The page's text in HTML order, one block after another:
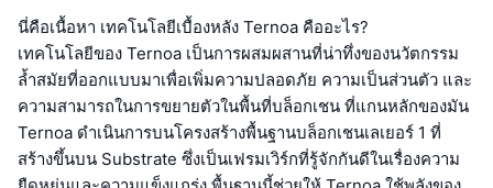
นี่คือเนื้อหา เทคโนโลยีเบื้องหลัง Ternoa คืออะไร?
เทคโนโลยีของ Ternoa เป็นการผสมผสานที่น่าทึ่งของนวัตกรรม
ล้ำสมัยที่ออกแบบมาเพื่อเพิ่มความปลอดภัย ความเป็นส่วนตัว และ
ความสามารถในการขยายตัวในพื้นที่บล็อกเชน ที่แกนหลักของมัน
Ternoa ดำเนินการบนโครงสร้างพื้นฐานบล็อกเชนเลเยอร์ 1 ที่
สร้างขึ้นบน Substrate ซึ่งเป็นเฟรมเวิร์กที่รู้จักกันดีในเรื่องความ